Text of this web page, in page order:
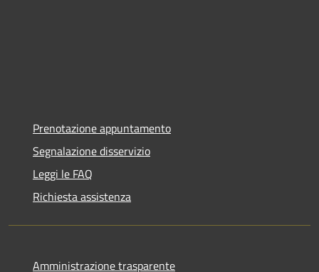
Prenotazione appuntamento
Segnalazione disservizio
Leggi le FAQ
Richiesta assistenza
Amministrazione trasparente